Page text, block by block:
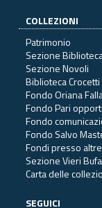
COLLEZIONI
Patrimonio
Sezione
Sezione Novoli
Biblioteca Crocetti
Fondo Oriana
Fondo Pari
Fondo
Fondo Salvo
Fondi presso
Sezione Vieri
Carta delle
SEGUICI